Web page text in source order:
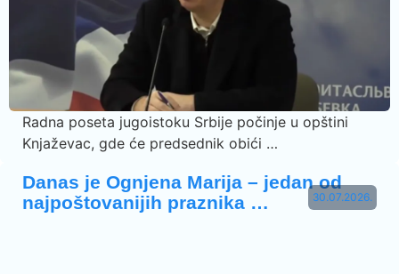
Radna poseta jugoistoku Srbije počinje u opštini
Knjaževac, gde će predsednik obići …
30.07.2026.
Danas je Ognjena Marija – jedan od
najpoštovanijih praznika …